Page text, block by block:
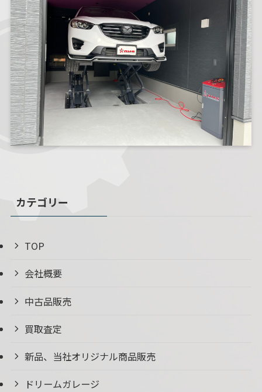
カテゴリー
TOP
会社概要
中古品販売
買取査定
新品、当社オリジナル商品販売
ドリームガレージ